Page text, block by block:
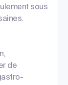
sous
de